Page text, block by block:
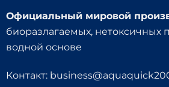
Официальный мировой
биоразлагаемых, нетоксичных
водной основе
Контакт: